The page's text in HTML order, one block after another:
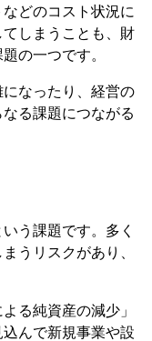
どのコスト状況に
しまうことも、財
の一つです。
なったり、経営の
る課題につながる
う課題です。多く
うリスクがあり、
る純資産の減少」
んで新規事業や設